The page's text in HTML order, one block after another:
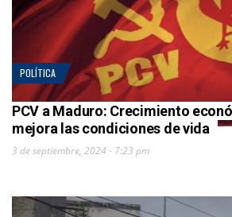
POLÍTICA
PCV a Maduro: Crecimiento
mejora las condiciones de vida
3 de septiembre, 2024 - 7:23 pm